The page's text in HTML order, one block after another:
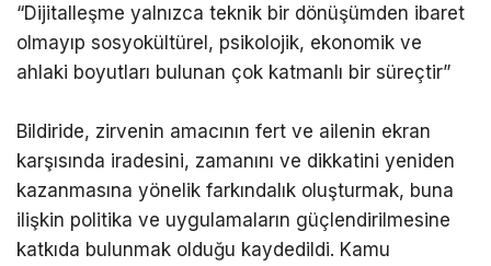
“Dijitalleşme yalnızca teknik bir dönüşümden ibaret
olmayıp sosyokültürel, psikolojik, ekonomik ve
ahlaki boyutları bulunan çok katmanlı bir süreçtir”
Bildiride, zirvenin amacının fert ve ailenin ekran
karşısında iradesini, zamanını ve dikkatini yeniden
kazanmasına yönelik farkındalık oluşturmak, buna
ilişkin politika ve uygulamaların güçlendirilmesine
katkıda bulunmak olduğu kaydedildi. Kamu